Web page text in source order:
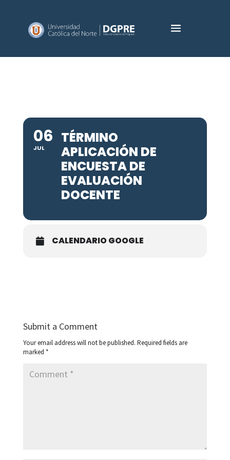
06
JUL
TÉRMINO
APLICACIÓN DE
ENCUESTA DE
EVALUACIÓN
DOCENTE
CALENDARIO GOOGLE
Submit a Comment
Your email address will not be published. Required fields are
marked *